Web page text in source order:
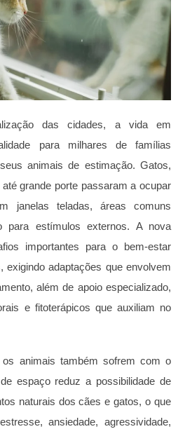
das cidades, a vida em
para milhares de famílias
animais de estimação. Gatos,
grande porte passaram a ocupar
janelas teladas, áreas comuns
para estímulos externos. A nova
importantes para o bem-estar
adaptações que envolvem
além de apoio especializado,
e fitoterápicos que auxiliam no
animais também sofrem com o
espaço reduz a possibilidade de
naturais dos cães e gatos, o que
ansiedade, agressividade,